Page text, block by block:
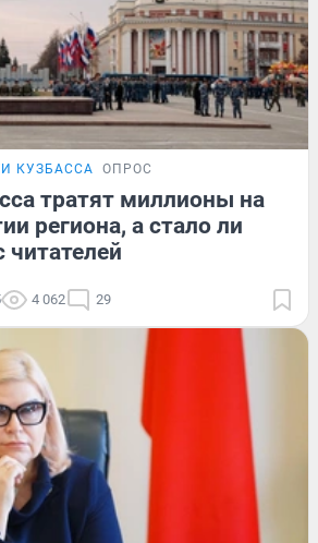
КУЗБАССА ОПРОС
тратят миллионы на
региона, а стало ли
4 062 29